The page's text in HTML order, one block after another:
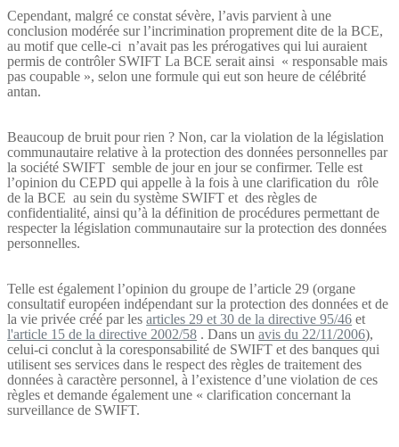
Cependant, malgré ce constat sévère, l’avis parvientà une
conclusion modérée sur l’incrimination proprement dite de la BCE,
au motif que celle-ci n’avait pas les prérogatives qui lui auraient
permis de contrôler SWIFT La BCE serait ainsi « responsable mais
pas coupable », selon une formule qui eut son heure de célébrité
antan.
Beaucoup de bruit pour rien ? Non, car la violation de la législation
communautaire relative à la protection des données personnelles par
la société SWIFT semble de jour en jour se confirmer. Telle est
l’opinion du CEPD qui appelle à la fois à une clarification du rôle
de la BCE au sein du système SWIFT et des règles de
confidentialité, ainsi qu’à la définition de procédures permettant de
respecter la législation communautaire sur la protection des données
personnelles.
Telle est également l’opinion du groupe de l’article 29 (organe
consultatif européen indépendant sur la protection des données et de
la vie privée créé par lesarticles 29 et 30 de la directive 95/46 et
l'article 15 de la directive 2002/58 . Dans unavis du 22/11/2006),
celui-ci conclut à la coresponsabilité de SWIFT et des banques qui
utilisent ses services dans le respect des règles de traitement des
données à caractère personnel, à l’existence d’une violation de ces
règles et demande également une « clarification concernant la
surveillance de SWIFT.